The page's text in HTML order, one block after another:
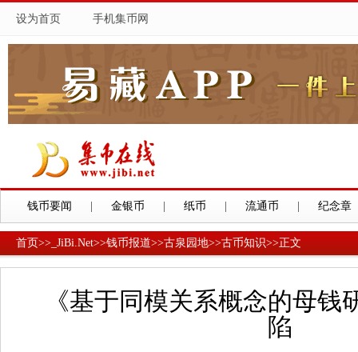
设为首页 手机集币网
钱币要闻 金银币 纸币 流通币 纪念章
首页>> _JiBi.Net>>钱币报道>>古泉园地>>古币知识>>正文
《基于同模关系概念的母钱
陷